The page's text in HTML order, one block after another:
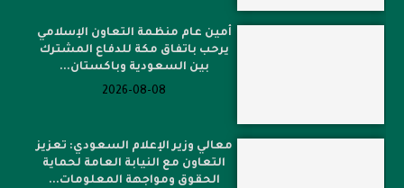
أمين عام منظمة التعاون الإسلامي
يرحب باتفاق مكة للدفاع المشترك
بين السعودية وباكستان...
2026-08-08
معالي وزير الإعلام السعودي: تعزيز
التعاون مع النيابة العامة لحماية
الحقوق ومواجهة المعلومات...